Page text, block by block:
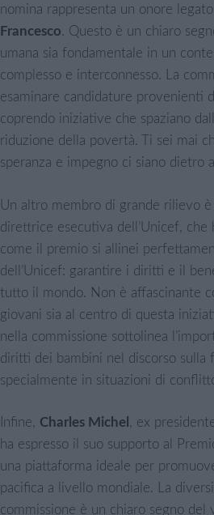
nomina rappresenta un onore legato
Francesco. Questo è un chiaro
umana sia fondamentale in un
complesso e interconnesso. La
esaminare candidature provenienti
coprendo iniziative che spaziano
riduzione della povertà. Ti sei mai
speranza e impegno ci siano dietro
Un altro membro di grande rilievo è
direttrice esecutiva dell’Unicef, che
come il premio si allinei
dell’Unicef: garantire i diritti e il
tutto il mondo. Non è affascinante
giovani sia al centro di questa
nella commissione sottolinea
diritti dei bambini nel discorso sulla
specialmente in situazioni di
Infine, Charles Michel , ex
ha espresso il suo supporto al
una piattaforma ideale per
pacifica a livello mondiale. La
commissione è un chiaro segno del